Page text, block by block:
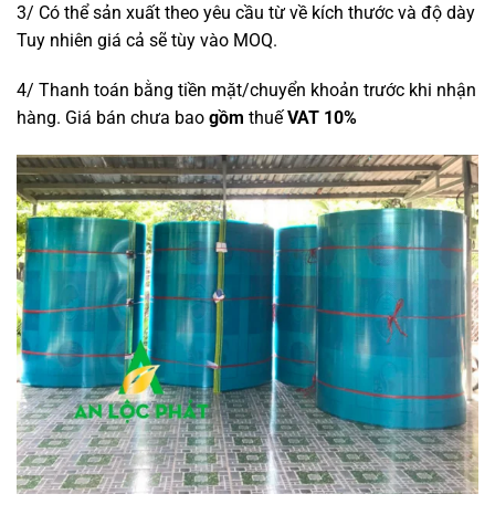
3/ Có thể sản xuất theo yêu cầu từ về kích thước và độ dày
Tuy nhiên giá cả sẽ tùy vào MOQ.
4/ Thanh toán bằng tiền mặt/chuyển khoản trước khi nhận
hàng. Giá bán chưa bao gồm thuếVAT 10%